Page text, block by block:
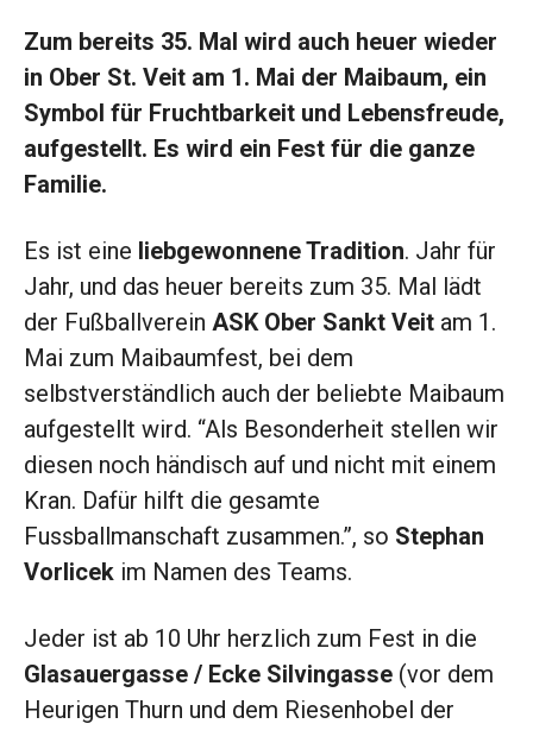
Zum bereits 35. Mal wird auch heuer wieder
in Ober St. Veit am 1. Mai der Maibaum, ein
Symbol für Fruchtbarkeit und Lebensfreude,
aufgestellt. Es wird ein Fest für die ganze
Familie.
Es ist eine liebgewonnene Tradition. Jahr für
Jahr, und das heuer bereits zum 35. Mal lädt
der Fußballverein ASK Ober Sankt Veit am 1.
Mai zum Maibaumfest, bei dem
selbstverständlich auch der beliebte Maibaum
aufgestellt wird. “Als Besonderheit stellen wir
diesen noch händisch auf und nicht mit einem
Kran. Dafür hilft die gesamte
Fussballmanschaft zusammen.”, so Stephan
Vorlicek im Namen des Teams.
Jeder ist ab 10 Uhr herzlich zum Fest in die
Glasauergasse / Ecke Silvingasse (vor dem
Heurigen Thurn und dem Riesenhobel der